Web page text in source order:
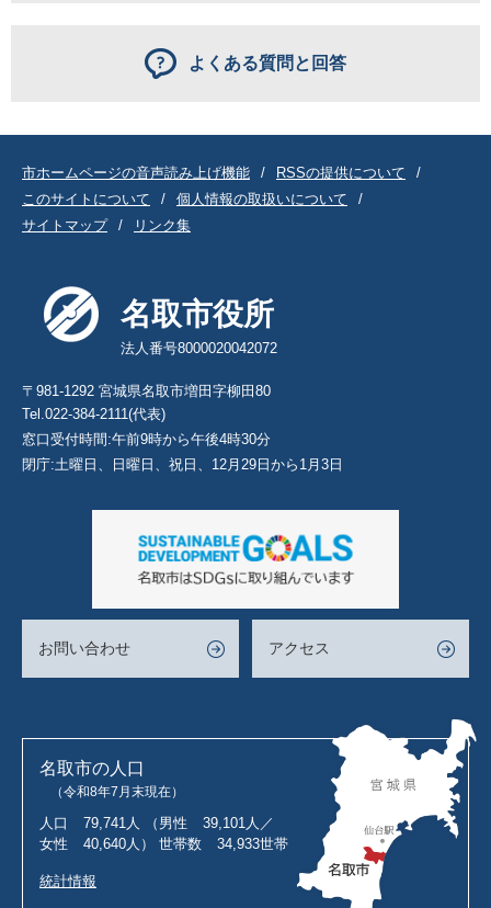
よくある質問と回答
市ホームページの音声読み上げ機能
RSSの提供について
このサイトについて
個人情報の取扱いについて
サイトマップ
リンク集
名取市役所
法人番号8000020042072
〒981-1292 宮城県名取市増田字柳田80
Tel.022-384-2111(代表)
窓口受付時間:午前9時から午後4時30分
閉庁:土曜日、日曜日、祝日、12月29日から1月3日
お問い合わせ アクセス
名取市の人口
（令和8年7月末現在）
人口 79,741人 （男性
39,101人／
女性
40,640人） 世帯数 34,933世帯
統計情報